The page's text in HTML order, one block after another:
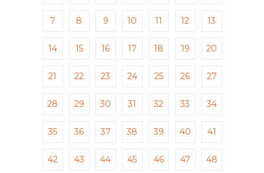
7 8 9 10 11 12 13
14 15 16 17 18 19 20
21 22 23 24 25 26 27
28 29 30 31 32 33 34
35 36 37 38 39 40 41
42 43 44 45 46 47 48